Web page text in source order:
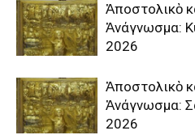
Ἀποστολικὸ
Ἀνάγνωσμα:
2026
Ἀποστολικὸ
Ἀνάγνωσμα:
2026